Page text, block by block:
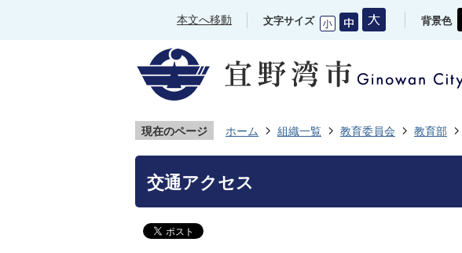
本文へ移動 文字サイズ 背景色
現在のページ ホーム 組織一覧 教育委員会 教育部
交通アクセス